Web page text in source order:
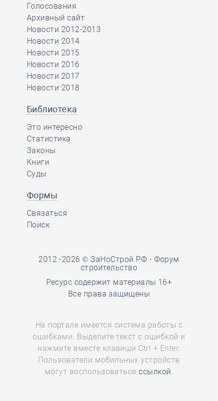
Голосования
Архивный сайт
Новости 2012-2013
Новости 2014
Новости 2015
Новости 2016
Новости 2017
Новости 2018
Библиотека
Это интересно
Статистика
Законы
Книги
Суды
Формы
Связаться
Поиск
2012 -2026 © ЗаНоСтрой.РФ - Форум
строительство
Ресурс содержит материалы 16+
Все права защищены
На портале имеется система работы с
ошибками. Выделите текст с ошибкой и
нажмите вместе клавиши Ctrl + Enter.
Пользователи мобильных устройств
могут воспользоватьсяссылкой.